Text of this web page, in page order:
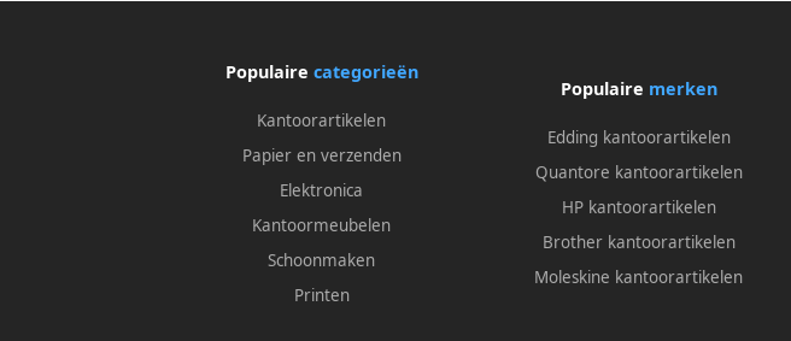
Populaire categorieën
Kantoorartikelen
Papier en verzenden
Elektronica
Kantoormeubelen
Schoonmaken
Printen
Populaire merken
Edding kantoorartikelen
Quantore kantoorartikelen
HP kantoorartikelen
Brother kantoorartikelen
Moleskine kantoorartikelen